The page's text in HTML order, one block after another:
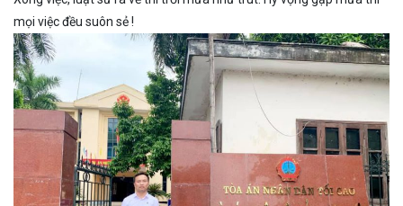
mọi việc đều suôn sẻ !